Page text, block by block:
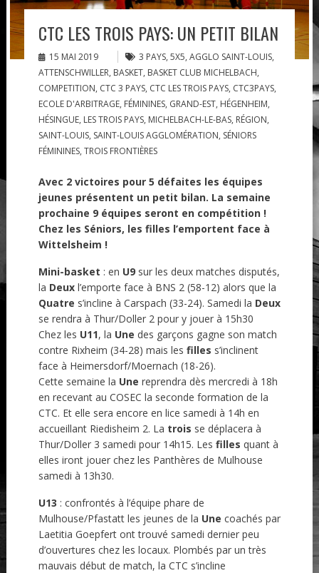
CTC LES TROIS PAYS: UN PETIT BILAN
15 MAI 2019 3 PAYS, 5X5, AGGLO SAINT-LOUIS,
ATTENSCHWILLER, BASKET, BASKET CLUB MICHELBACH,
COMPETITION, CTC 3 PAYS, CTC LES TROIS PAYS, CTC3PAYS,
ECOLE D'ARBITRAGE, FÉMININES, GRAND-EST, HÉGENHEIM,
HÉSINGUE, LES TROIS PAYS, MICHELBACH-LE-BAS, RÉGION,
SAINT-LOUIS, SAINT-LOUIS AGGLOMÉRATION, SÉNIORS
FÉMININES, TROIS FRONTIÈRES
Avec 2 victoires pour 5 défaites les équipes
jeunes présentent un petit bilan. La semaine
prochaine 9 équipes seront en compétition !
Chez les Séniors, les filles l’emportent face à
Wittelsheim !
Mini-basket : en U9sur les deux matches disputés,
la Deuxl’emporte face à BNS 2 (58-12) alors que la
Quatre s’incline à Carspach (33-24). Samedi la Deux
se rendra à Thur/Doller 2 pour y jouer à 15h30
Chez les U11, la Une des garçons gagne son match
contre Rixheim (34-28) mais les filles s’inclinent
face à Heimersdorf/Moernach (18-26).
Cette semaine la Une reprendra dès mercredi à 18h
en recevant au COSEC la seconde formation de la
CTC. Et elle sera encore en lice samedi à 14h en
accueillant Riedisheim 2. La trois se déplacera à
Thur/Doller 3 samedi pour 14h15. Les filles quant à
elles iront jouer chez les Panthères de Mulhouse
samedi à 13h30.
U13 : confrontés à l’équipe phare de
Mulhouse/Pfastatt les jeunes de la Une coachés par
Laetitia Goepfert ont trouvé samedi dernier peu
d’ouvertures chez les locaux. Plombés par un très
mauvais début de match, la CTC s’incline